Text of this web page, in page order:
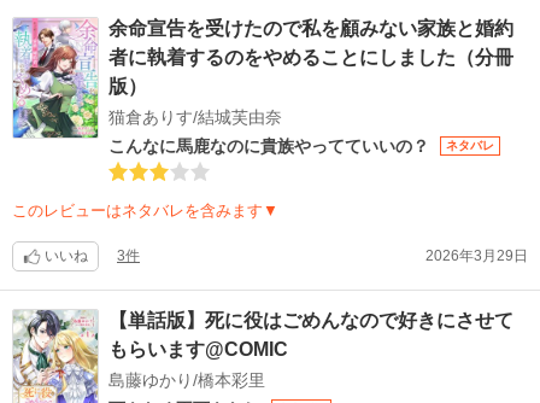
余命宣告を受けたので私を顧みない家族と婚約
者に執着するのをやめることにしました（分冊
版）
猫倉ありす/結城芙由奈
こんなに馬鹿なのに貴族やってていいの？
ネタバレ
このレビューはネタバレを含みます▼
いいね 3件 2026年3月29日
【単話版】死に役はごめんなので好きにさせて
もらいます@COMIC
島藤ゆかり/橋本彩里